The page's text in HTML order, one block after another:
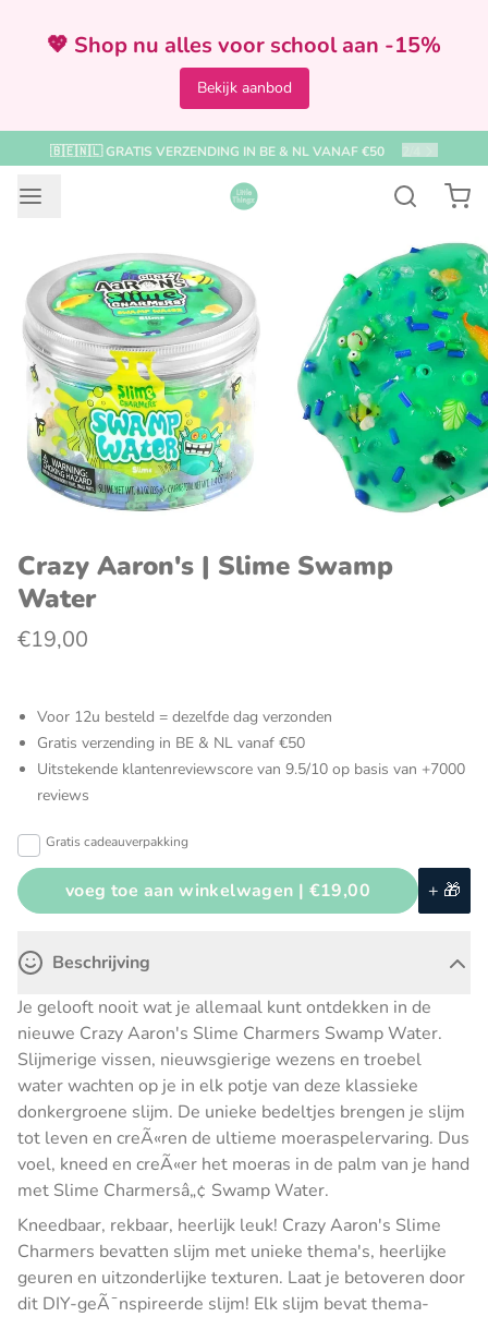
💖 Shop nu alles voor school aan -15%
Bekijk aanbod
VOOR 12:00 BESTELD = ZELFDE DAG VERZONDEN /4
Crazy Aaron's | Slime Swamp
Water
€19,00
Voor 12u besteld = dezelfde dag verzonden
Gratis verzending in BE & NL vanaf €50
Uitstekende klantenreviewscore van 9.5/10 op basis van +7000
reviews
Gratis cadeauverpakking
voeg toe aan winkelwagen | €19,00 + 🎁
Beschrijving
Je gelooft nooit wat je allemaal kunt ontdekken in de
nieuwe Crazy Aaron's Slime Charmers Swamp Water.
Slijmerige vissen, nieuwsgierige wezens en troebel
water wachten op je in elk potje van deze klassieke
donkergroene slijm. De unieke bedeltjes brengen je slijm
tot leven en creÃ«ren de ultieme moeraspelervaring. Dus
voel, kneed en creÃ«er het moeras in de palm van je hand
met Slime Charmersâ„¢ Swamp Water.
Kneedbaar, rekbaar, heerlijk leuk! Crazy Aaron's Slime
Charmers bevatten slijm met unieke thema's, heerlijke
geuren en uitzonderlijke texturen. Laat je betoveren door
dit DIY-geÃ¯nspireerde slijm! Elk slijm bevat thema-